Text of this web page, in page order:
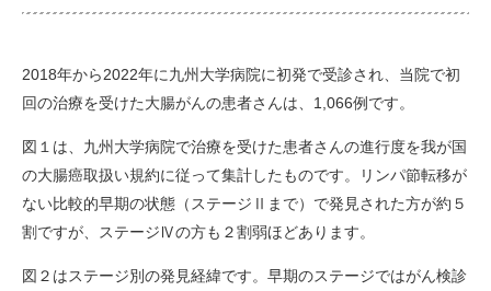
2018年から2022年に九州大学病院に初発で受診され、当院で初
回の治療を受けた大腸がんの患者さんは、1,066例です。
図１は、九州大学病院で治療を受けた患者さんの進行度を我が国
の大腸癌取扱い規約に従って集計したものです。リンパ節転移が
ない比較的早期の状態（ステージⅡまで）で発見された方が約５
割ですが、ステージⅣの方も２割弱ほどあります。
図２はステージ別の発見経緯です。早期のステージではがん検診